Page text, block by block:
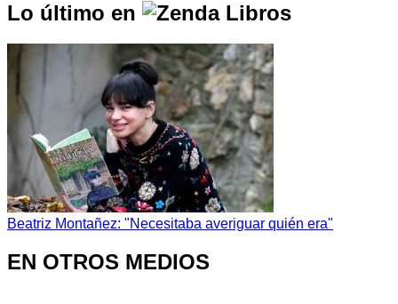
Lo último en
Beatriz Montañez: "Necesitaba averiguar quién era"
EN OTROS MEDIOS